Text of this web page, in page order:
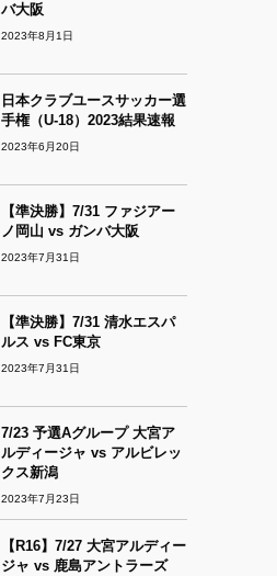
バ大阪
2023年8月1日
日本クラブユースサッカー選
手権（U-18）2023結果速報
2023年6月20日
【準決勝】7/31 ファジアー
ノ岡山 vs ガンバ大阪
2023年7月31日
【準決勝】7/31 清水エスパ
ルス vs FC東京
2023年7月31日
7/23 予選Aグループ 大宮ア
ルディージャ vs アルビレッ
クス新潟
2023年7月23日
【R16】7/27 大宮アルディー
ジャ vs 鹿島アントラーズ